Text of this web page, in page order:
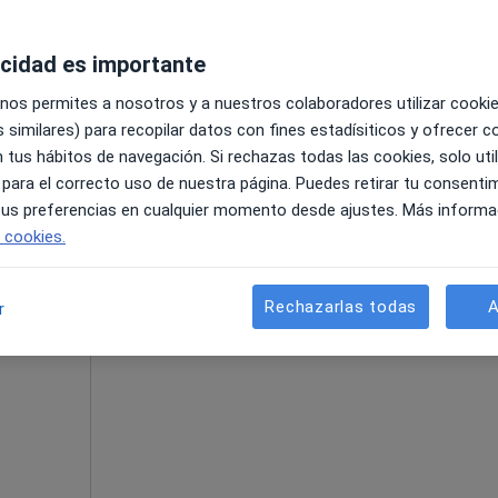
Primera visita Traumatología y Cirugía Ortopédica 60 €
La reserva de cita online no está
Pedir una cita
es importante
permites a nosotros y a nuestros colaboradores utilizar
similares) para recopilar datos con fines estadísiticos y ofrecer
tus hábitos de navegación. Si rechazas todas las cookies, solo
el correcto uso de nuestra página. Puedes retirar tu
preferencias en cualquier momento desde ajustes. Más
Rechazarlas todas